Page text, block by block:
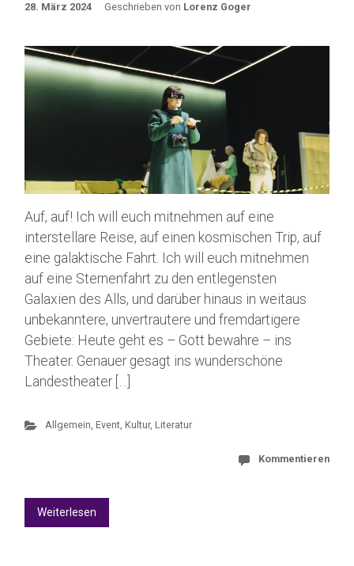
28. März 2024 Geschrieben von Lorenz Goger
Auf, auf! Ich will euch mitnehmen auf eine
interstellare Reise, auf einen kosmischen Trip, auf
eine galaktische Fahrt. Ich will euch mitnehmen
auf eine Sternenfahrt zu den entlegensten
Galaxien des Alls, und darüber hinaus in weitaus
unbekanntere, unvertrautere und fremdartigere
Gebiete: Heute geht es – Gott bewahre – ins
Theater. Genauer gesagt ins wunderschöne
Landestheater […]
Allgemein, Event, Kultur, Literatur
Kommentieren
Weiterlesen